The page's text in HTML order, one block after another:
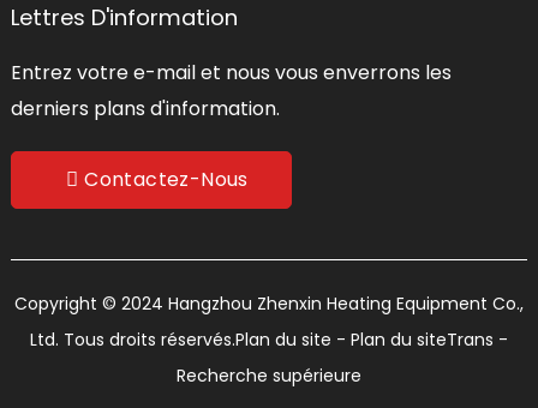
Lettres D'information
Entrez votre e-mail et nous vous enverrons les
derniers plans d'information.
Contactez-Nous
Copyright © 2024 Hangzhou Zhenxin Heating Equipment Co.,
Ltd. Tous droits réservés.Plan du site - Plan du siteTrans -
Recherche supérieure